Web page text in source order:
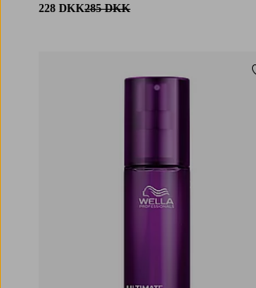
228 DKK285 DKK